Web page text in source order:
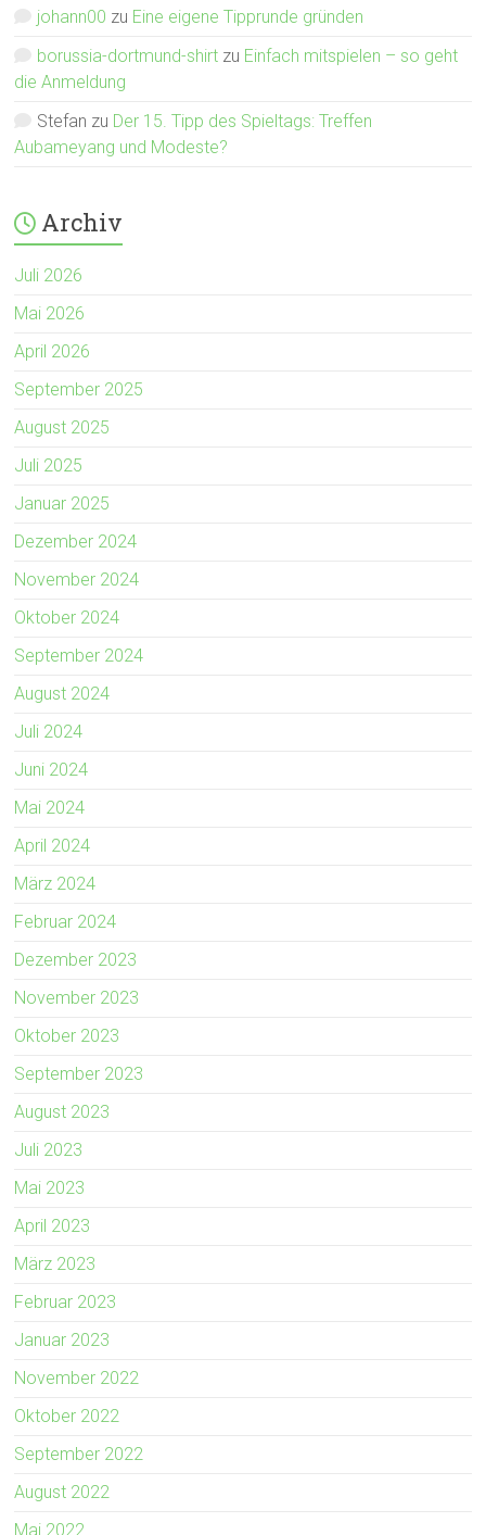
johann00 zu Eine eigene Tipprunde gründen
borussia-dortmund-shirt zu Einfach mitspielen – so geht
die Anmeldung
Stefan zu Der 15. Tipp des Spieltags: Treffen
Aubameyang und Modeste?
Archiv
Juli 2026
Mai 2026
April 2026
September 2025
August 2025
Juli 2025
Januar 2025
Dezember 2024
November 2024
Oktober 2024
September 2024
August 2024
Juli 2024
Juni 2024
Mai 2024
April 2024
März 2024
Februar 2024
Dezember 2023
November 2023
Oktober 2023
September 2023
August 2023
Juli 2023
Mai 2023
April 2023
März 2023
Februar 2023
Januar 2023
November 2022
Oktober 2022
September 2022
August 2022
Mai 2022